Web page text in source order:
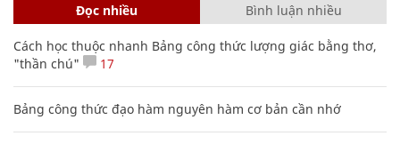
Đọc nhiều Bình luận nhiều
Cách học thuộc nhanh Bảng công thức lượng giác bằng thơ,
"thần chú"
17
Bảng công thức đạo hàm nguyên hàm cơ bản cần nhớ